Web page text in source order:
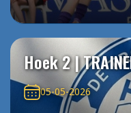
Hoek 2 |
05-05-2026